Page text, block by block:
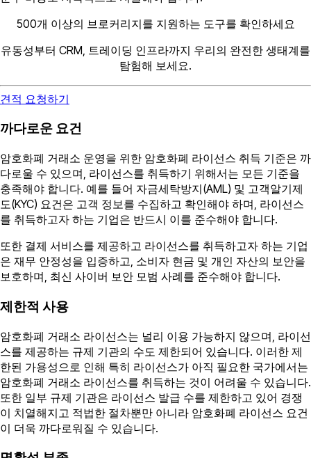
500개 이상의 브로커리지를 지원하는 도구를 확인하세요
유동성부터 CRM, 트레이딩 인프라까지 우리의 완전한 생태계를
탐험해 보세요.
견적 요청하기
까다로운 요건
암호화폐 거래소 운영을 위한 암호화폐 라이선스 취득 기준은 까
다로울 수 있으며, 라이선스를 취득하기 위해서는 모든 기준을
충족해야 합니다. 예를 들어 자금세탁방지(AML) 및 고객알기제
도(KYC) 요건은 고객 정보를 수집하고 확인해야 하며, 라이선스
를 취득하고자 하는 기업은 반드시 이를 준수해야 합니다.
또한 결제 서비스를 제공하고 라이선스를 취득하고자 하는 기업
은 재무 안정성을 입증하고, 소비자 현금 및 개인 자산의 보안을
보호하며, 최신 사이버 보안 모범 사례를 준수해야 합니다.
제한적 사용
암호화폐 거래소 라이선스는 널리 이용 가능하지 않으며, 라이선
스를 제공하는 규제 기관의 수도 제한되어 있습니다. 이러한 제
한된 가용성으로 인해 특히 라이선스가 아직 필요한 국가에서는
암호화폐 거래소 라이선스를 취득하는 것이 어려울 수 있습니다.
또한 일부 규제 기관은 라이선스 발급 수를 제한하고 있어 경쟁
이 치열해지고 적법한 절차뿐만 아니라 암호화폐 라이선스 요건
이 더욱 까다로워질 수 있습니다.